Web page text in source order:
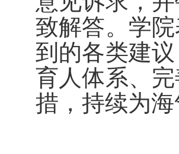
致解答。学
到的各类建
育人体系、
措，持续为